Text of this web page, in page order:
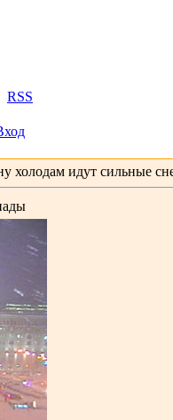
RSS
холодам идут сильные